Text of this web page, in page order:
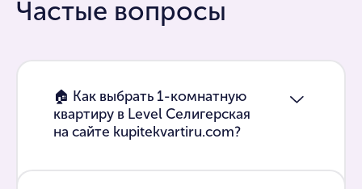
Частые вопросы
🏠 Как выбрать 1-комнатную
квартиру в Level Селигерская
на сайте kupitekvartiru.com?